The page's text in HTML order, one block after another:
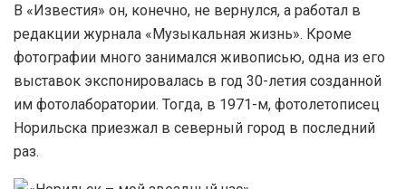
В «Известия» он, конечно, не вернулся, а работал в
редакции журнала «Музыкальная жизнь». Кроме
фотографии много занимался живописью, одна из его
выставок экспонировалась в год 30-летия созданной
им фотолаборатории. Тогда, в 1971-м, фотолетописец
Норильска приезжал в северный город в последний
раз.